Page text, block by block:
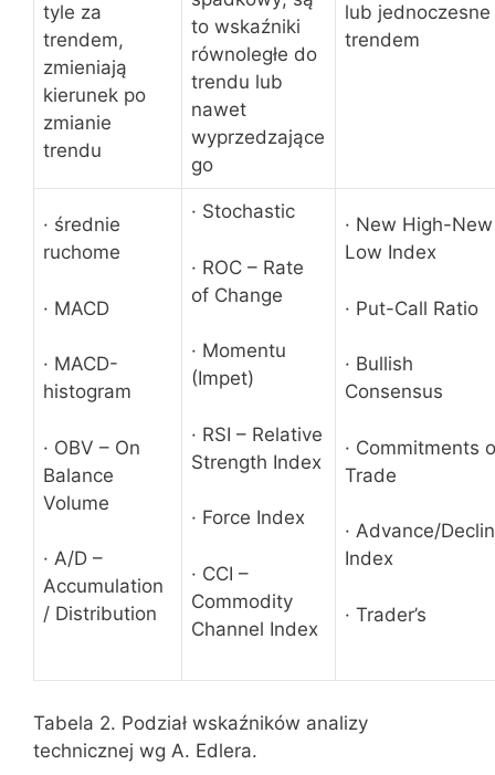
tyle za
trendem,
zmieniają
kierunek po
zmianie
trendu
to wskaźniki
równoległe do
trendu lub
nawet
wyprzedzające
go
lub jednoczesne
trendem
· średnie
ruchome
· MACD
· MACD-
histogram
· OBV – On
Balance
Volume
· A/D –
Accumulation
/ Distribution
· Stochastic
· ROC – Rate
of Change
· Momentu
(Impet)
· RSI – Relative
Strength Index
· Force Index
· CCI –
Commodity
Channel Index
· New High-New
Low Index
· Put-Call Ratio
· Bullish
Consensus
· Commitments
Trade
· Advance/
Index
· Trader’s
Tabela 2. Podział wskaźników analizy
technicznej wg A. Edlera.